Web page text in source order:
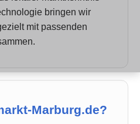
bringen wir
mit passenden
Marburg.de?